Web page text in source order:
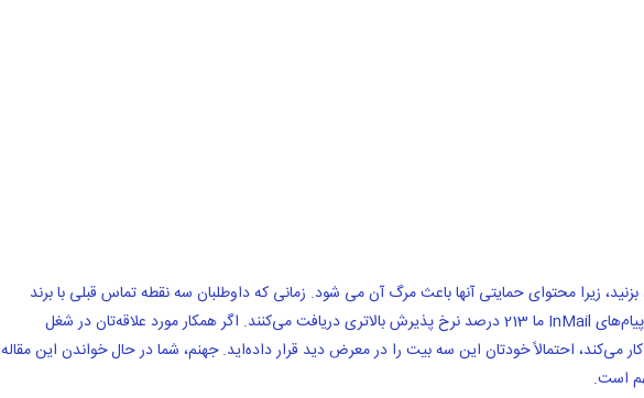
بزنید، زیرا محتوای حمایتی آنها باعث مرگ آن می شود. زمانی که داوطلبان سه نقطه تماس قبلی با برند
Hootsuite داشته باشند، پیام‌های InMail ما 213 درصد نرخ پذیرش بالاتری دریافت می‌کنند. اگر همکار مورد علاقه‌تان در شغل
قدیمی‌تان در Hootsuite کار می‌کند، احتمالاً خودتان این سه بیت را در معرض دید قرار داده‌اید. جهنم، شما در حال خواندن این مقاله
است.